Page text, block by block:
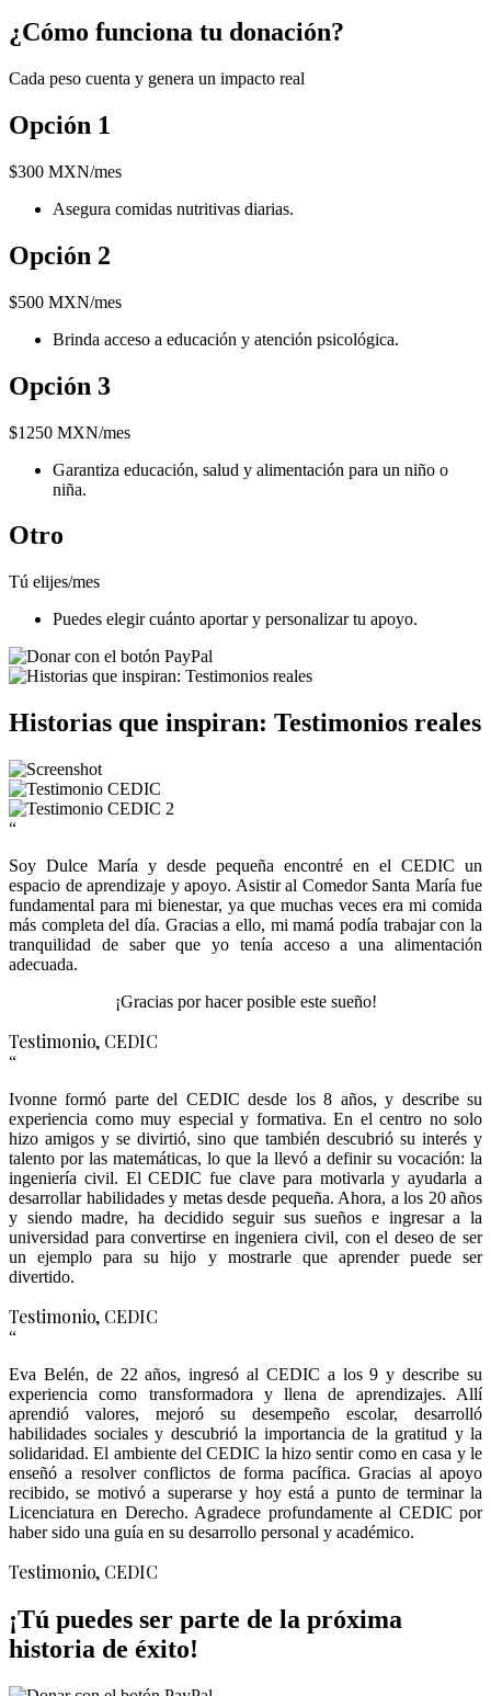
¿Cómo funciona tu donación?
Cada peso cuenta y genera un impacto real
Opción 1
$300 MXN/mes
Asegura comidas nutritivas diarias.
Opción 2
$500 MXN/mes
Brinda acceso a educación y atención psicológica.
Opción 3
$1250 MXN/mes
Garantiza educación, salud y alimentación para un niño o
niña.
Otro
Tú elijes/mes
Puedes elegir cuánto aportar y personalizar tu apoyo.
Historias que inspiran: Testimonios reales
“
Soy Dulce María y desde pequeña encontré en el CEDIC un
espacio de aprendizaje y apoyo. Asistir al Comedor Santa María fue
fundamental para mi bienestar, ya que muchas veces era mi comida
más completa del día. Gracias a ello, mi mamá podía trabajar con la
tranquilidad de saber que yo tenía acceso a una alimentación
adecuada.
¡Gracias por hacer posible este sueño!
Testimonio, CEDIC
“
Ivonne formó parte del CEDIC desde los 8 años, y describe su
experiencia como muy especial y formativa. En el centro no solo
hizo amigos y se divirtió, sino que también descubrió su interés y
talento por las matemáticas, lo que la llevó a definir su vocación: la
ingeniería civil. El CEDIC fue clave para motivarla y ayudarla a
desarrollar habilidades y metas desde pequeña. Ahora, a los 20 años
y siendo madre, ha decidido seguir sus sueños e ingresar a la
universidad para convertirse en ingeniera civil, con el deseo de ser
un ejemplo para su hijo y mostrarle que aprender puede ser
divertido.
Testimonio, CEDIC
“
Eva Belén, de 22 años, ingresó al CEDIC a los 9 y describe su
experiencia como transformadora y llena de aprendizajes. Allí
aprendió valores, mejoró su desempeño escolar, desarrolló
habilidades sociales y descubrió la importancia de la gratitud y la
solidaridad. El ambiente del CEDIC la hizo sentir como en casa y le
enseñó a resolver conflictos de forma pacífica. Gracias al apoyo
recibido, se motivó a superarse y hoy está a punto de terminar la
Licenciatura en Derecho. Agradece profundamente al CEDIC por
haber sido una guía en su desarrollo personal y académico.
Testimonio, CEDIC
¡Tú puedes ser parte de la próxima
historia de éxito!